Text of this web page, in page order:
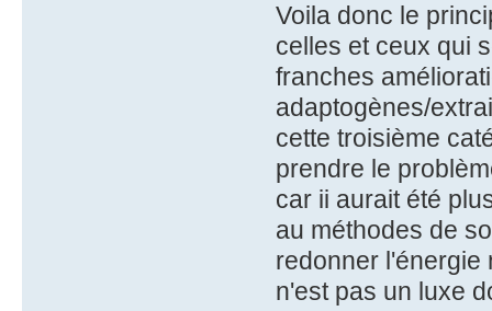
Voila donc le
celles et ceux qui
franches
adaptogènes/
cette troisième
prendre le
car ii aurait été
au méthodes de
redonner l'énergie
n'est pas un luxe